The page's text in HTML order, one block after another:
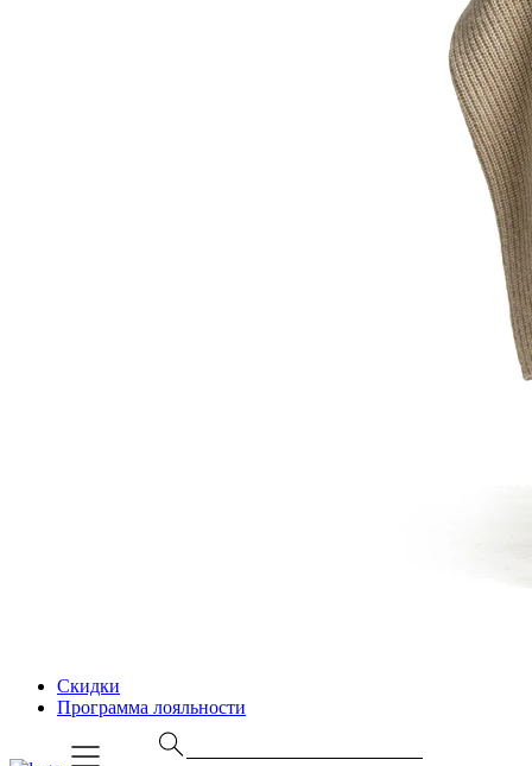
Скидки
Программа лояльности